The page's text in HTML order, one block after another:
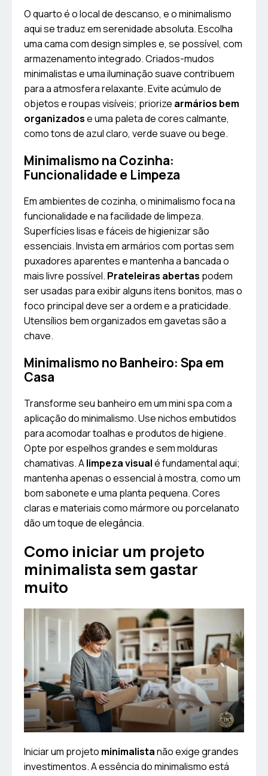
O quarto é o local de descanso, e o minimalismo
aqui se traduz em serenidade absoluta. Escolha
uma cama com design simples e, se possível, com
armazenamento integrado. Criados-mudos
minimalistas e uma iluminação suave contribuem
para a atmosfera relaxante. Evite acúmulo de
objetos e roupas visíveis; priorize armários bem
organizadose uma paleta de cores calmante,
como tons de azul claro, verde suave ou bege.
Minimalismo na Cozinha:
Funcionalidade e Limpeza
Em ambientes de cozinha, o minimalismo foca na
funcionalidade e na facilidade de limpeza.
Superfícies lisas e fáceis de higienizar são
essenciais. Invista em armários com portas sem
puxadores aparentes e mantenha a bancada o
mais livre possível. Prateleiras abertas podem
ser usadas para exibir alguns itens bonitos, mas o
foco principal deve ser a ordem e a praticidade.
Utensílios bem organizados em gavetas são a
chave.
Minimalismo no Banheiro: Spa em
Casa
Transforme seu banheiro em um mini spa com a
aplicação do minimalismo. Use nichos embutidos
para acomodar toalhas e produtos de higiene.
Opte por espelhos grandes e sem molduras
chamativas. Alimpeza visualé fundamental aqui;
mantenha apenas o essencial à mostra, como um
bom sabonete e uma planta pequena. Cores
claras e materiais como mármore ou porcelanato
dão um toque de elegância.
Como iniciar um projeto
minimalista sem gastar
muito
Iniciar um projeto minimalistanão exige grandes
investimentos. A essência do minimalismo está